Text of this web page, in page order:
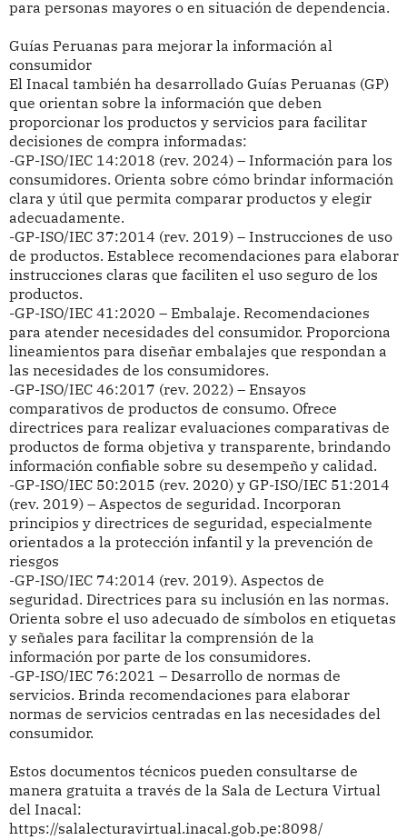
para personas mayores o en situación de dependencia.
Guías Peruanas para mejorar la información al
consumidor
El Inacal también ha desarrollado Guías Peruanas (GP)
que orientan sobre la información que deben
proporcionar los productos y servicios para facilitar
decisiones de compra informadas:
-GP-ISO/IEC 14:2018 (rev. 2024) – Información para los
consumidores. Orienta sobre cómo brindar información
clara y útil que permita comparar productos y elegir
adecuadamente.
-GP-ISO/IEC 37:2014 (rev. 2019) – Instrucciones de uso
de productos. Establece recomendaciones para elaborar
instrucciones claras que faciliten el uso seguro de los
productos.
-GP-ISO/IEC 41:2020 – Embalaje. Recomendaciones
para atender necesidades del consumidor. Proporciona
lineamientos para diseñar embalajes que respondan a
las necesidades de los consumidores.
-GP-ISO/IEC 46:2017 (rev. 2022) – Ensayos
comparativos de productos de consumo. Ofrece
directrices para realizar evaluaciones comparativas de
productos de forma objetiva y transparente, brindando
información confiable sobre su desempeño y calidad.
-GP-ISO/IEC 50:2015 (rev. 2020) y GP-ISO/IEC 51:2014
(rev. 2019) – Aspectos de seguridad. Incorporan
principios y directrices de seguridad, especialmente
orientados a la protección infantil y la prevención de
riesgos
-GP-ISO/IEC 74:2014 (rev. 2019). Aspectos de
seguridad. Directrices para su inclusión en las normas.
Orienta sobre el uso adecuado de símbolos en etiquetas
y señales para facilitar la comprensión de la
información por parte de los consumidores.
-GP-ISO/IEC 76:2021 – Desarrollo de normas de
servicios. Brinda recomendaciones para elaborar
normas de servicios centradas en las necesidades del
consumidor.
Estos documentos técnicos pueden consultarse de
manera gratuita a través de la Sala de Lectura Virtual
del Inacal:
https://salalecturavirtual.inacal.gob.pe:8098/